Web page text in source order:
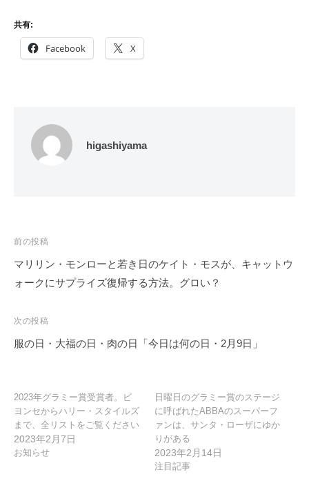
共有:
Facebook X
higashiyama
投
稿
ナ
ゲ
ー
ン
前の投稿
マリリン・モンローと若き日のケイト・モスが、キャットウ
ォークにサプライズ復帰する方法。グロい？
次の投稿
服の日・大福の日・肉の日「今日は何の日・2月9日」
2023年グラミー賞受賞者。ビ
ヨンセからハリー・スタイルズ
まで、全リストをご覧ください
2023年2月7日
お知らせ
日曜日のグラミー賞のステージ
に呼ばれたABBAのスーパーフ
ァンは、サンタ・ローザにゆか
りがある
2023年2月14日
注目記事